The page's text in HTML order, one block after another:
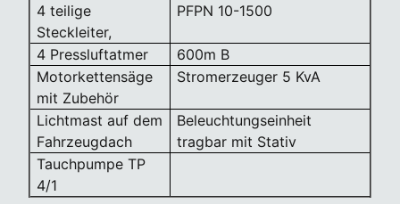
4 teilige
Steckleiter,
PFPN 10-1500
4 Pressluftatmer
600m B
Motorkettensäge
mit Zubehör
Stromerzeuger 5 KvA
Lichtmast auf dem
Fahrzeugdach
Beleuchtungseinheit
tragbar mit Stativ
Tauchpumpe TP
4/1